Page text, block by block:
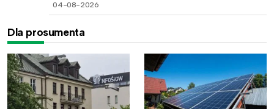
04-08-2026
Dla prosumenta